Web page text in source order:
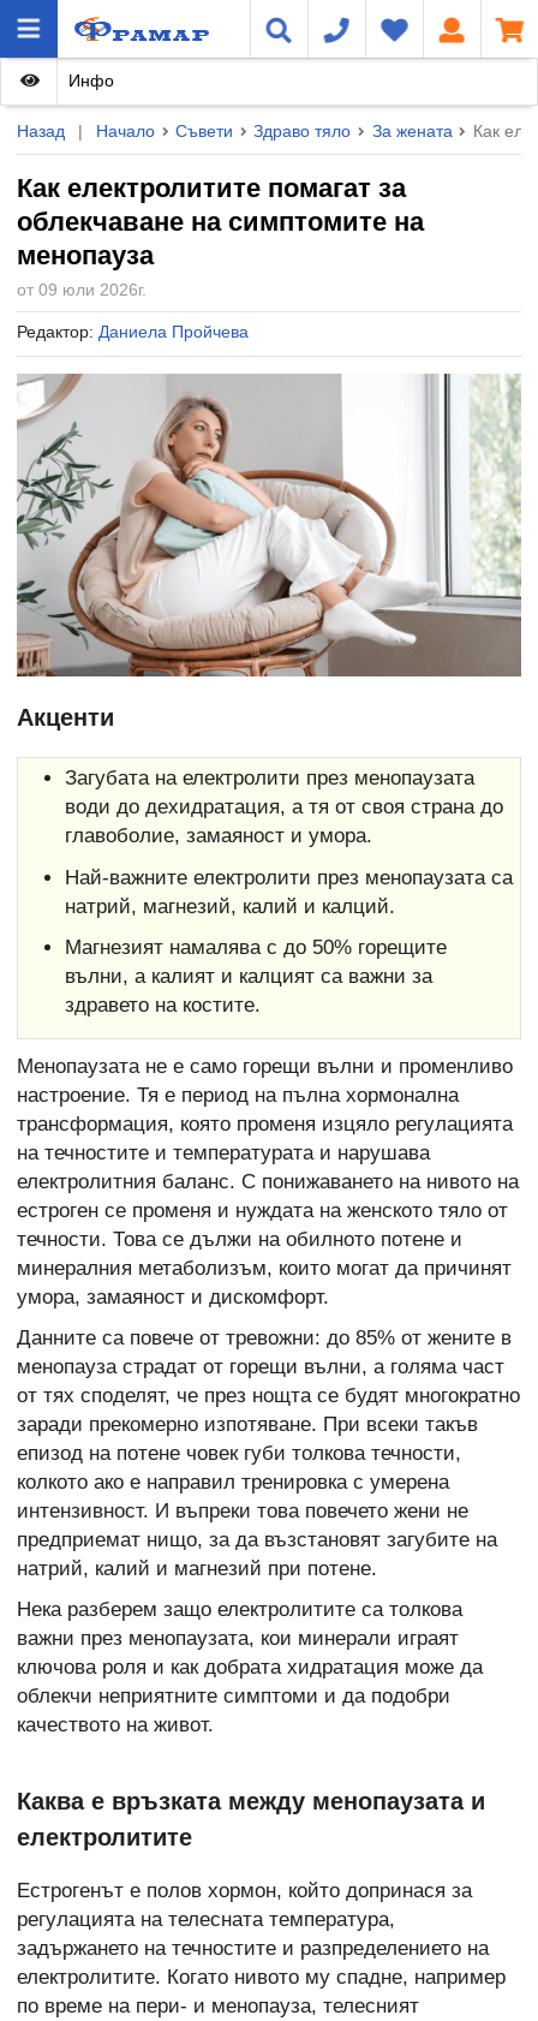
Назад | Начало Съвети Здраво тяло За жената Как
Как електролитите помагат за
облекчаване на симптомите на
менопауза
от 09 юли 2026г.
Редактор: Даниела Пройчева
Инфо
Акценти
Загубата на електролити през менопаузата
води до дехидратация, а тя от своя страна до
главоболие, замаяност и умора.
Най-важните електролити през менопаузата са
натрий, магнезий, калий и калций.
Магнезият намалява с до 50% горещите
вълни, а калият и калцият са важни за
здравето на костите.
Менопаузата не е само горещи вълни и променливо
настроение. Тя е период на пълна хормонална
трансформация, която променя изцяло регулацията
на течностите и температурата и нарушава
електролитния баланс. С понижаването на нивото на
естроген се променя и нуждата на женското тяло от
течности. Това се дължи на обилното потене и
минералния метаболизъм, които могат да причинят
умора, замаяност и дискомфорт.
Данните са повече от тревожни: до 85% от жените в
менопауза страдат от горещи вълни, а голяма част
от тях споделят, че през нощта се будят многократно
заради прекомерно изпотяване. При всеки такъв
епизод на потене човек губи толкова течности,
колкото ако е направил тренировка с умерена
интензивност. И въпреки това повечето жени не
предприемат нищо, за да възстановят загубите на
натрий, калий и магнезий при потене.
Нека разберем защо електролитите са толкова
важни през менопаузата, кои минерали играят
ключова роля и как добрата хидратация може да
облекчи неприятните симптоми и да подобри
качеството на живот.
Каква е връзката между менопаузата и
електролитите
Естрогенът е полов хормон, който допринася за
регулацията на телесната температура,
задържането на течностите и разпределението на
електролитите. Когато нивото му спадне, например
по време на пери- и менопауза, телесният